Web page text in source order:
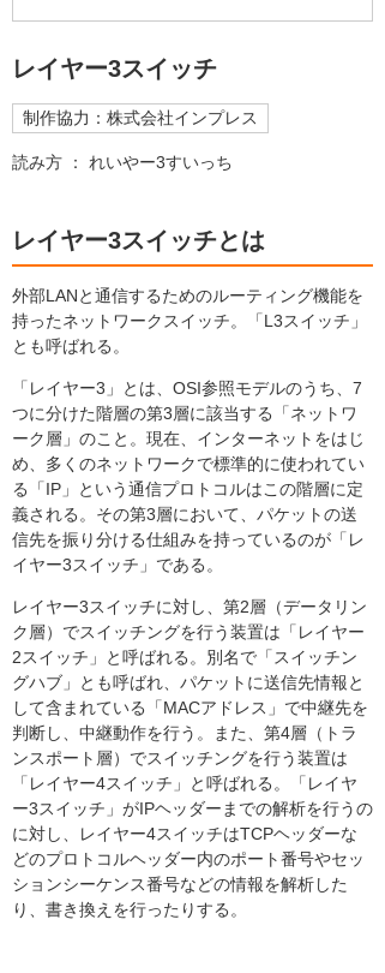
レイヤー3スイッチ
制作協力：株式会社インプレス
読み方 ： れいやー3すいっち
レイヤー3スイッチとは
外部LANと通信するためのルーティング機能を
持ったネットワークスイッチ。「L3スイッチ」
とも呼ばれる。
「レイヤー3」とは、OSI参照モデルのうち、7
つに分けた階層の第3層に該当する「ネットワ
ーク層」のこと。現在、インターネットをはじ
め、多くのネットワークで標準的に使われてい
る「IP」という通信プロトコルはこの階層に定
義される。その第3層において、パケットの送
信先を振り分ける仕組みを持っているのが「レ
イヤー3スイッチ」である。
レイヤー3スイッチに対し、第2層（データリン
ク層）でスイッチングを行う装置は「レイヤー
2スイッチ」と呼ばれる。別名で「スイッチン
グハブ」とも呼ばれ、パケットに送信先情報と
して含まれている「MACアドレス」で中継先を
判断し、中継動作を行う。また、第4層（トラ
ンスポート層）でスイッチングを行う装置は
「レイヤー4スイッチ」と呼ばれる。「レイヤ
ー3スイッチ」がIPヘッダーまでの解析を行うの
に対し、レイヤー4スイッチはTCPヘッダーな
どのプロトコルヘッダー内のポート番号やセッ
ションシーケンス番号などの情報を解析した
り、書き換えを行ったりする。